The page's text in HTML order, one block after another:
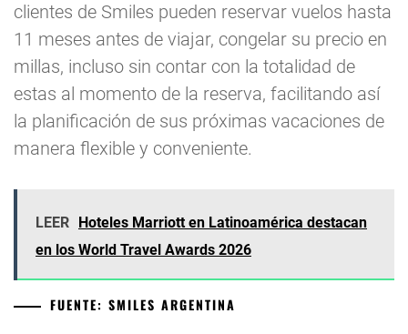
clientes de Smiles pueden reservar vuelos hasta
11 meses antes de viajar, congelar su precio en
millas, incluso sin contar con la totalidad de
estas al momento de la reserva, facilitando así
la planificación de sus próximas vacaciones de
manera flexible y conveniente.
LEER
Hoteles Marriott en Latinoamérica destacan
en los World Travel Awards 2026
FUENTE: SMILES ARGENTINA